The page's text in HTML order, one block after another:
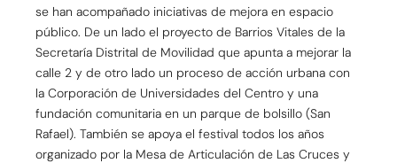
se han acompañado iniciativas de mejora en espacio
público. De un lado el proyecto de Barrios Vitales de la
Secretaría Distrital de Movilidad que apunta a mejorar la
calle 2 y de otro lado un proceso de acción urbana con
la Corporación de Universidades del Centro y una
fundación comunitaria en un parque de bolsillo (San
Rafael). También se apoya el festival todos los años
organizado por la Mesa de Articulación de Las Cruces y